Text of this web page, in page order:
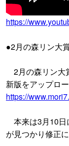
https://
●2月の森リン大
2月の森リン大
新版をアップロ
https://
本来は3月10日
が見つかり修正